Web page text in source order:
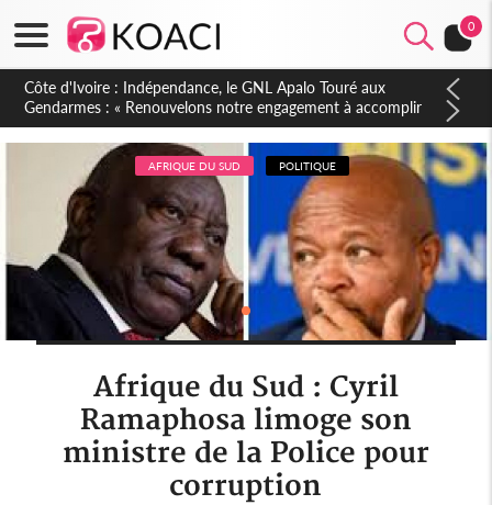
0
Sierra Leone : Un projet de réforme constitutionnelle en
gestation, points clés des amendements, un exclu d'avance
AFRIQUE DU SUD POLITIQUE
Afrique du Sud : Cyril
Ramaphosa limoge son
ministre de la Police pour
corruption